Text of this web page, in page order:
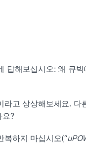
답해보십시오: 왜 큐빅
고 상상해보세요. 다
요?
복하지 마십시오(“